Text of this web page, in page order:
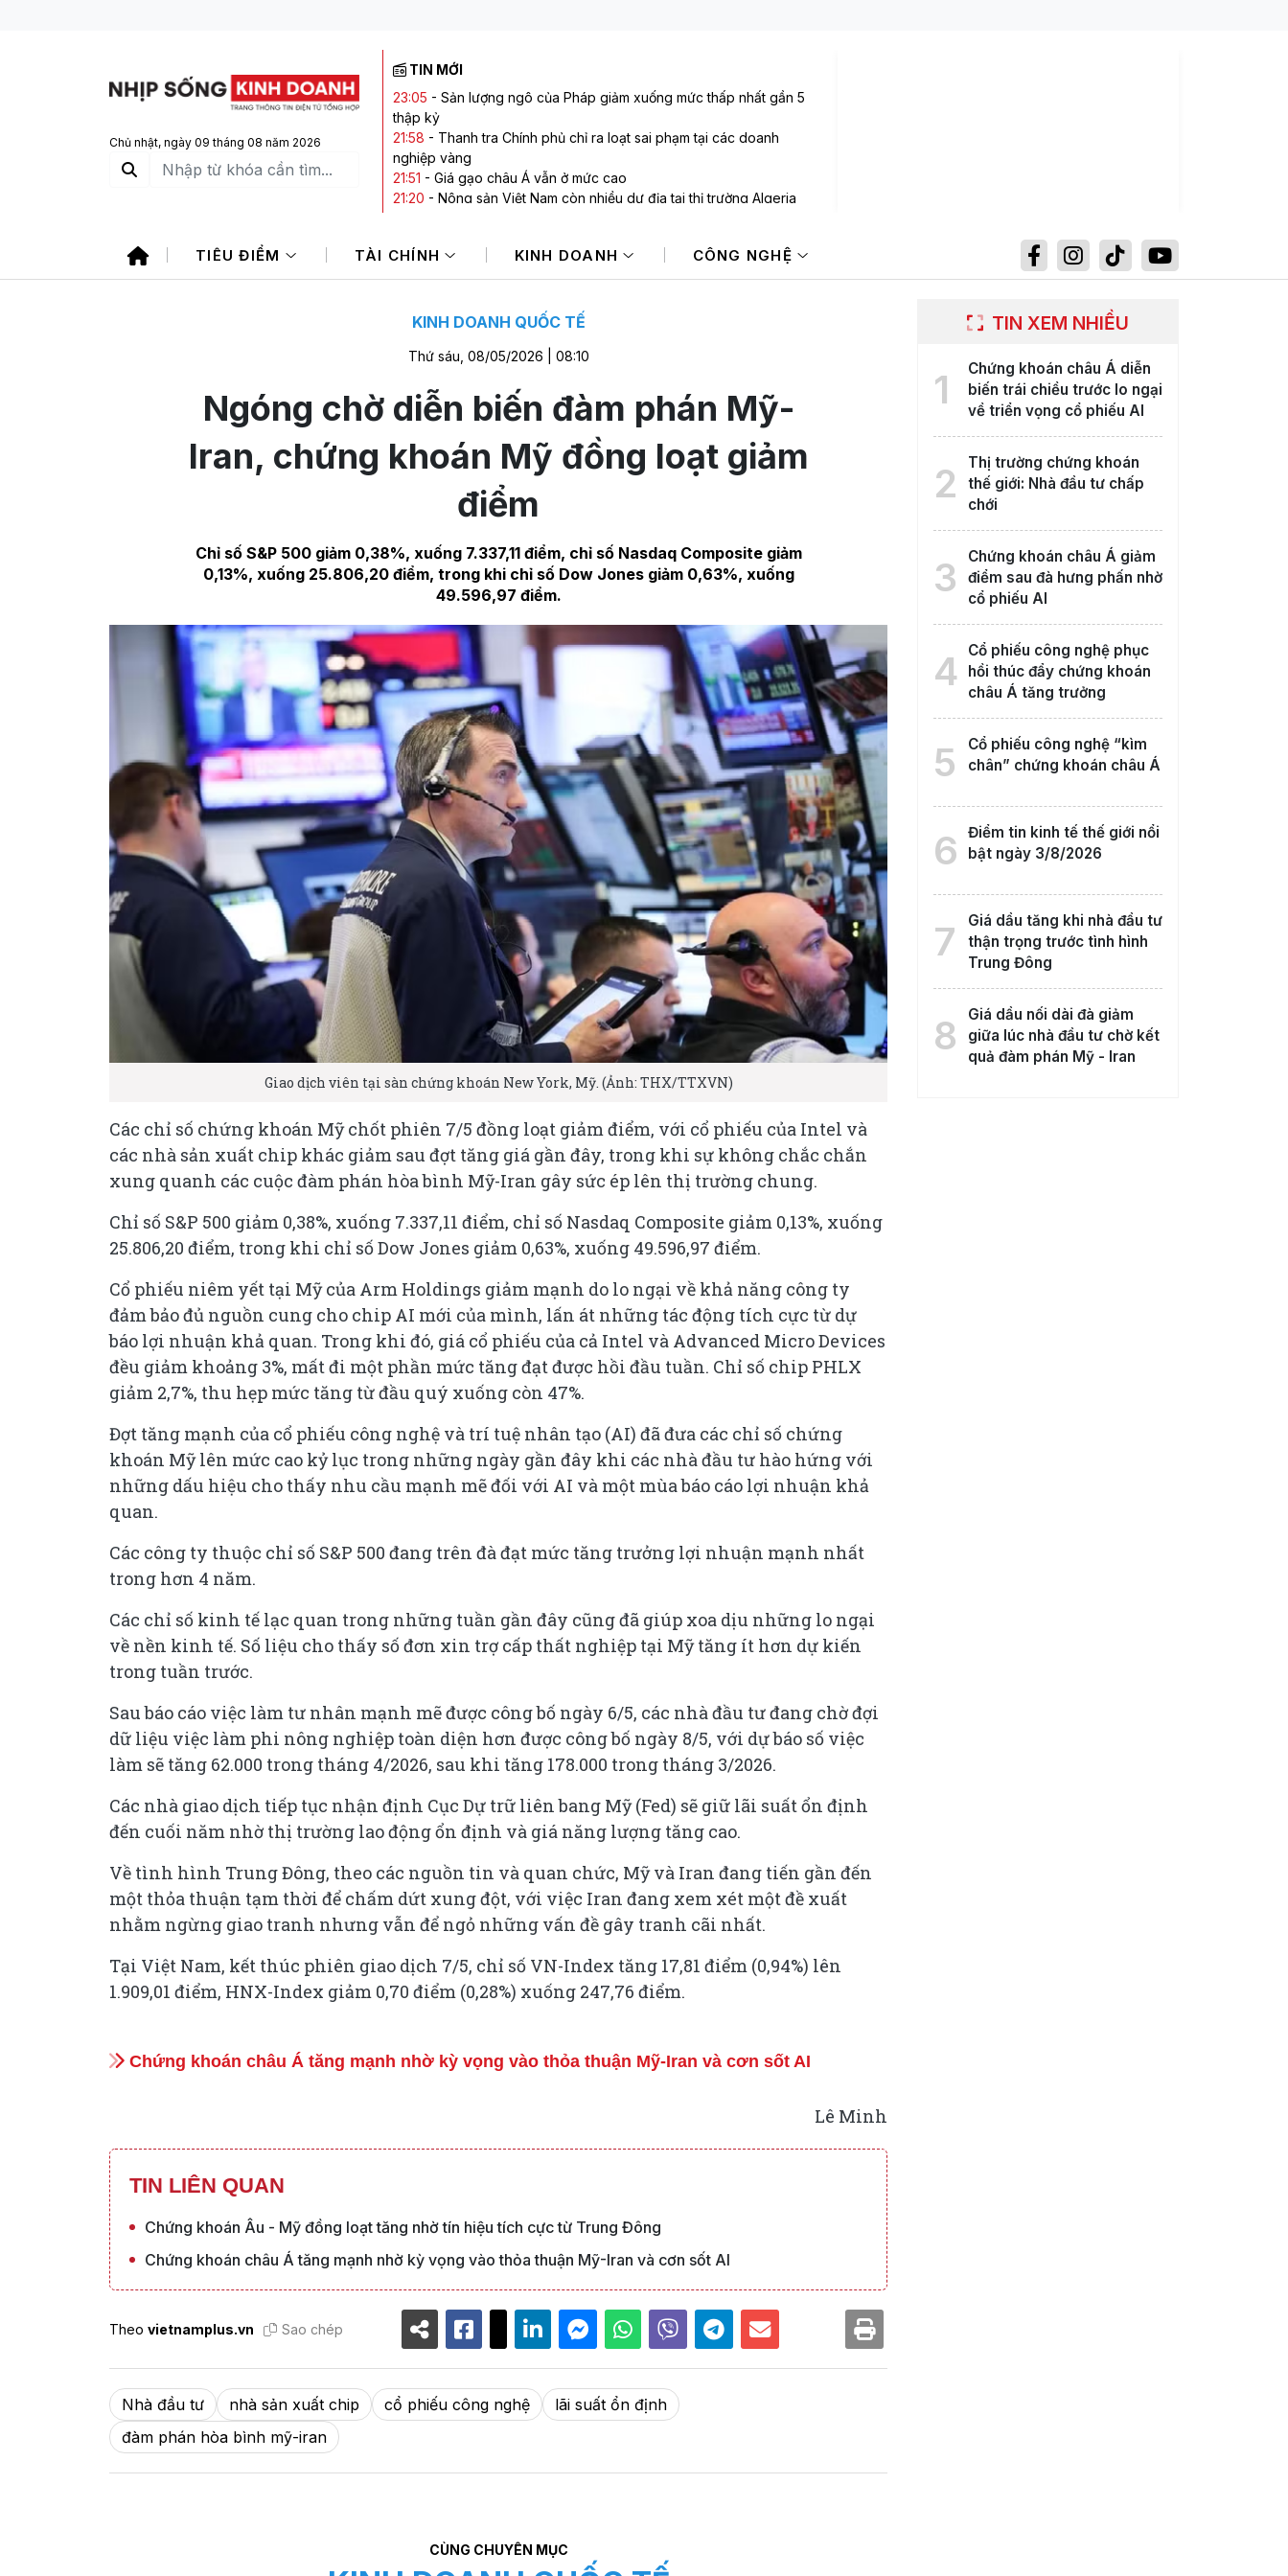
Chủ nhật, ngày 09 tháng 08 năm 2026
TIN MỚI
23:05 - Sản lượng ngô của Pháp giảm xuống mức thấp nhất gần 5
thập kỷ
21:58 - Thanh tra Chính phủ chỉ ra loạt sai phạm tại các doanh
nghiệp vàng
21:51 - Giá gạo châu Á vẫn ở mức cao
21:20 - Nông sản Việt Nam còn nhiều dư địa tại thị trường Algeria
19:25- BAF và áp lực huy động vốn trong bối cảnh lợi nhuận đi lùi
TIÊU ĐIỂM TÀI CHÍNH KINH DOANH CÔNG NGHỆ
KINH DOANH QUỐC TẾ
Thứ sáu, 08/05/2026 | 08:10
Ngóng chờ diễn biến đàm phán Mỹ-
Iran, chứng khoán Mỹ đồng loạt giảm
điểm
Chỉ số S&P 500 giảm 0,38%, xuống 7.337,11 điểm, chỉ số Nasdaq Composite giảm
0,13%, xuống 25.806,20 điểm, trong khi chỉ số Dow Jones giảm 0,63%, xuống
49.596,97 điểm.
Giao dịch viên tại sàn chứng khoán New York, Mỹ. (Ảnh: THX/TTXVN)
Các chỉ số chứng khoán Mỹ chốt phiên 7/5 đồng loạt giảm điểm, với cổ phiếu của Intel và
các nhà sản xuất chip khác giảm sau đợt tăng giá gần đây, trong khi sự không chắc chắn
xung quanh các cuộc đàm phán hòa bình Mỹ-Iran gây sức ép lên thị trường chung.
Chỉ số S&P 500 giảm 0,38%, xuống 7.337,11 điểm, chỉ số Nasdaq Composite giảm 0,13%, xuống
25.806,20 điểm, trong khi chỉ số Dow Jones giảm 0,63%, xuống 49.596,97 điểm.
Cổ phiếu niêm yết tại Mỹ của Arm Holdings giảm mạnh do lo ngại về khả năng công ty
đảm bảo đủ nguồn cung cho chip AI mới của mình, lấn át những tác động tích cực từ dự
báo lợi nhuận khả quan. Trong khi đó, giá cổ phiếu của cả Intel và Advanced Micro Devices
đều giảm khoảng 3%, mất đi một phần mức tăng đạt được hồi đầu tuần. Chỉ số chip PHLX
giảm 2,7%, thu hẹp mức tăng từ đầu quý xuống còn 47%.
Đợt tăng mạnh của cổ phiếu công nghệ và trí tuệ nhân tạo (AI) đã đưa các chỉ số chứng
khoán Mỹ lên mức cao kỷ lục trong những ngày gần đây khi các nhà đầu tư hào hứng với
những dấu hiệu cho thấy nhu cầu mạnh mẽ đối với AI và một mùa báo cáo lợi nhuận khả
quan.
Các công ty thuộc chỉ số S&P 500 đang trên đà đạt mức tăng trưởng lợi nhuận mạnh nhất
trong hơn 4 năm.
Các chỉ số kinh tế lạc quan trong những tuần gần đây cũng đã giúp xoa dịu những lo ngại
về nền kinh tế. Số liệu cho thấy số đơn xin trợ cấp thất nghiệp tại Mỹ tăng ít hơn dự kiến
trong tuần trước.
Sau báo cáo việc làm tư nhân mạnh mẽ được công bố ngày 6/5, các nhà đầu tư đang chờ đợi
dữ liệu việc làm phi nông nghiệp toàn diện hơn được công bố ngày 8/5, với dự báo số việc
làm sẽ tăng 62.000 trong tháng 4/2026, sau khi tăng 178.000 trong tháng 3/2026.
Các nhà giao dịch tiếp tục nhận định Cục Dự trữ liên bang Mỹ (Fed) sẽ giữ lãi suất ổn định
đến cuối năm nhờ thị trường lao động ổn định và giá năng lượng tăng cao.
Về tình hình Trung Đông, theo các nguồn tin và quan chức, Mỹ và Iran đang tiến gần đến
một thỏa thuận tạm thời để chấm dứt xung đột, với việc Iran đang xem xét một đề xuất
nhằm ngừng giao tranh nhưng vẫn để ngỏ những vấn đề gây tranh cãi nhất.
Tại Việt Nam, kết thúc phiên giao dịch 7/5, chỉ số VN-Index tăng 17,81 điểm (0,94%) lên
1.909,01 điểm, HNX-Index giảm 0,70 điểm (0,28%) xuống 247,76 điểm.
Chứng khoán châu Á tăng mạnh nhờ kỳ vọng vào thỏa thuận Mỹ-Iran và cơn sốt AI
Lê Minh
TIN LIÊN QUAN
Chứng khoán Âu - Mỹ đồng loạt tăng nhờ tín hiệu tích cực từ Trung Đông
Chứng khoán châu Á tăng mạnh nhờ kỳ vọng vào thỏa thuận Mỹ-Iran và cơn sốt AI
Theo vietnamplus.vn Sao chép
Nhà đầu tư nhà sản xuất chip cổ phiếu công nghệ
lãi suất ổn định
đàm phán hòa bình mỹ-iran
CÙNG CHUYÊN MỤC
TIN XEM NHIỀU
1
Chứng khoán châu Á diễn
biến trái chiều trước lo ngại
về triển vọng cổ phiếu AI
2
Thị trường chứng khoán
thế giới: Nhà đầu tư chấp
chới
3
Chứng khoán châu Á giảm
điểm sau đà hưng phấn nhờ
cổ phiếu AI
4
Cổ phiếu công nghệ phục
hồi thúc đẩy chứng khoán
châu Á tăng trưởng
5
Cổ phiếu công nghệ “kìm
chân” chứng khoán châu Á
6
Điểm tin kinh tế thế giới nổi
bật ngày 3/8/2026
7
Giá dầu tăng khi nhà đầu tư
thận trọng trước tình hình
Trung Đông
8
Giá dầu nối dài đà giảm
giữa lúc nhà đầu tư chờ kết
quả đàm phán Mỹ - Iran